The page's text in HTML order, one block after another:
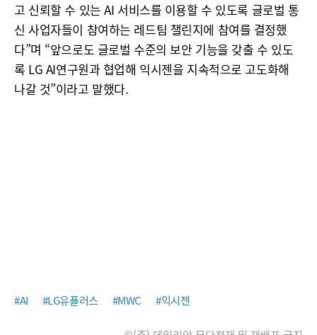
고 신뢰할 수 있는 AI 서비스를 이용할 수 있도록 글로벌 통
신 사업자들이 참여하는 레드팀 챌린지에 참여를 결정했
다”며 “앞으로도 글로벌 수준의 보안 기능을 갖출 수 있도
록 LG AI연구원과 협업해 익시젠을 지속적으로 고도화해
나갈 것”이라고 말했다.
#AI #LG유플러스 #MWC #익시젠